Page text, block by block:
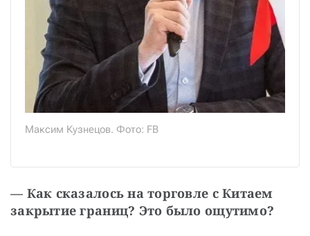
Максим Кузнецов. Фото: FB
— Как сказалось на торговле с Китаем
закрытие границ? Это было ощутимо?